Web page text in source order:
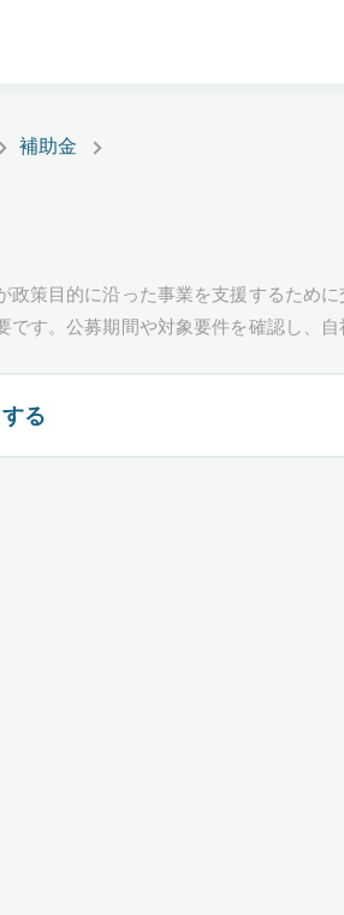
補助金
政策目的に沿った事業を支援するため
です。公募期間や対象要件を確認し、自
る